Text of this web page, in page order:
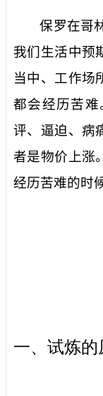
保罗在哥
我们生活中预
当中、工作场
都会经历苦难
评、逼迫、病
者是物价上涨。
经历苦难的时
一、试炼的